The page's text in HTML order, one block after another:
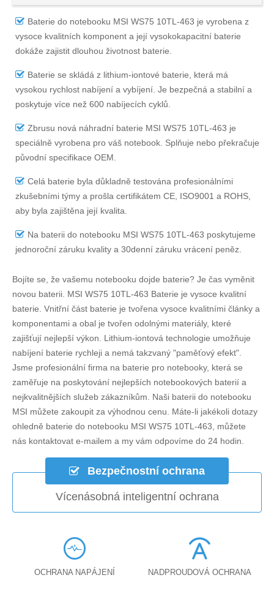
Baterie do notebooku MSI WS75 10TL-463 je vyrobena z
vysoce kvalitních komponent a její vysokokapacitní baterie
dokáže zajistit dlouhou životnost baterie.
Baterie se skládá z lithium-iontové baterie, která má
vysokou rychlost nabíjení a vybíjení. Je bezpečná a stabilní a
poskytuje více než 600 nabíjecích cyklů.
Zbrusu nová náhradní baterie MSI WS75 10TL-463 je
speciálně vyrobena pro váš notebook. Splňuje nebo překračuje
původní specifikace OEM.
Celá baterie byla důkladně testována profesionálními
zkušebními týmy a prošla certifikátem CE, ISO9001 a ROHS,
aby byla zajištěna její kvalita.
Na baterii do notebooku MSI WS75 10TL-463 poskytujeme
jednoroční záruku kvality a 30denní záruku vrácení peněz.
Bojíte se, že vašemu notebooku dojde baterie? Je čas vyměnit
novou baterii. MSI WS75 10TL-463 Baterie je vysoce kvalitní
baterie. Vnitřní část baterie je tvořena vysoce kvalitními články a
komponentami a obal je tvořen odolnými materiály, které
zajišťují nejlepší výkon. Lithium-iontová technologie umožňuje
nabíjení baterie rychleji a nemá takzvaný "paměťový efekt".
Jsme profesionální firma na baterie pro notebooky, která se
zaměřuje na poskytování nejlepších notebookových baterií a
nejkvalitnějších služeb zákazníkům. Naši baterii do notebooku
MSI můžete zakoupit za výhodnou cenu. Máte-li jakékoli dotazy
ohledně baterie do notebooku MSI WS75 10TL-463, můžete
nás kontaktovat e-mailem a my vám odpovíme do 24 hodin.
Bezpečnostní ochrana
Vícenásobná inteligentní ochrana
OCHRANA NAPÁJENÍ NADPROUDOVÁ OCHRANA